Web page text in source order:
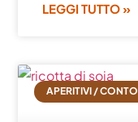
LEGGI TUTTO »
APERITIVI /